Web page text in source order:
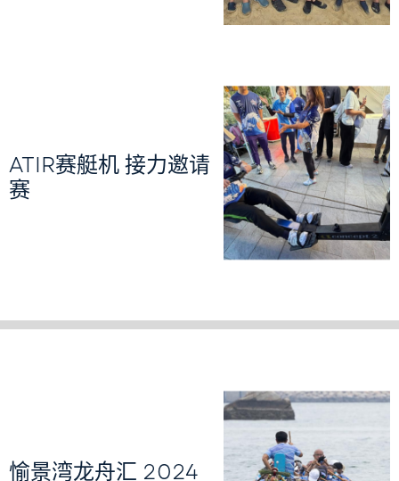
ATIR赛艇机 接力邀请
赛
愉景湾龙舟汇 2024